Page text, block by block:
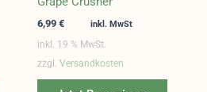
6,99 € inkl. MwSt
inkl. 19 % MwSt.
zzgl. Versandkosten